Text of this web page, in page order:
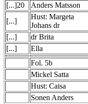
[...]20
Anders Matsson
[...]
Hust: Margeta
Johans dr
[...]
dr Brita
[...]
Ella
Fol. 5b
Mickel Satta
Hust: Caisa
Sonen Anders